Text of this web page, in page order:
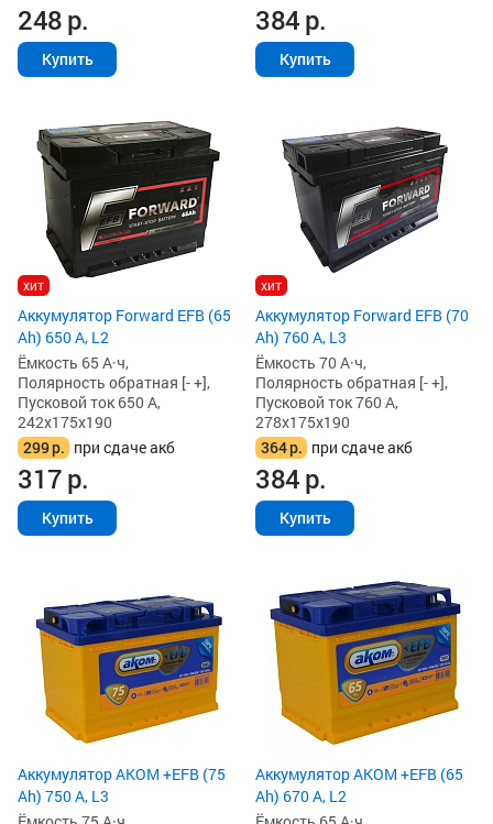
248р.
Купить
384р.
Купить
хит
Аккумулятор Forward EFB (65
Ah) 650 А, L2
Ёмкость 65 А·ч,
Полярность обратная [- +],
Пусковой ток 650 А,
242x175x190
299р. при сдаче акб
317р.
Купить
хит
Аккумулятор Forward EFB (70
Ah) 760 А, L3
Ёмкость 70 А·ч,
Полярность обратная [- +],
Пусковой ток 760 А,
278x175x190
364р. при сдаче акб
384р.
Купить
Аккумулятор AKOM +EFB (75
Ah) 750 А, L3
Аккумулятор AKOM +EFB (65
Ah) 670 А, L2